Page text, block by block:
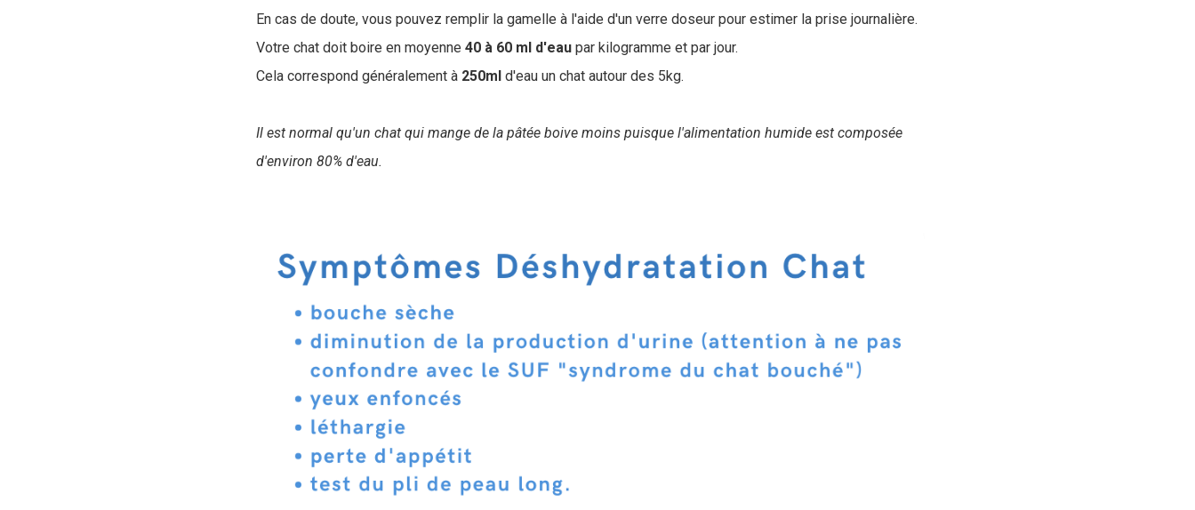
En cas de doute, vous pouvez remplir la gamelle à l'aide d'un verre doseur pour estimer la prise journalière.
Votre chat doit boire en moyenne 40 à 60 ml d'eau par kilogramme et par jour.
Cela correspond généralement à 250ml d'eau un chat autour des 5kg.
Il est normal qu'un chat qui mange de la pâtée boive moins puisque l'alimentation humide est composée
d'environ 80% d'eau.